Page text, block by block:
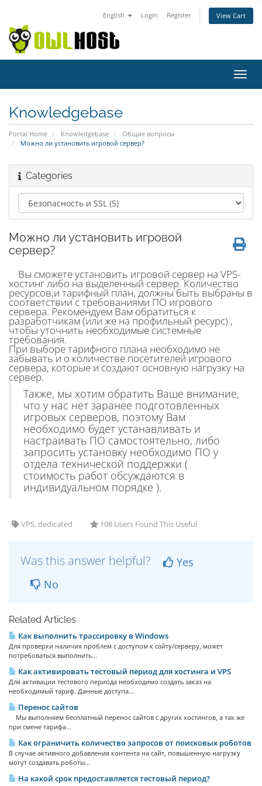
English Login Register View Cart
Knowledgebase
Portal Home Knowledgebase
Общие вопросы
Можно ли установить игровой сервер?
Categories
Можно ли установить игровой
сервер?
Вы сможете установить игровой сервер на VPS-
хостинг либо на выделенный сервер. Количество
ресурсов,и тарифный план, должны быть выбраны в
соответствии с требованиями ПО игрового
сервера. Рекомендуем Вам обратиться к
разработчикам (или же на профильный ресурс) ,
чтобы уточнить необходимые системные
требования.
При выборе тарифного плана необходимо не
забывать и о количестве посетителей игрового
сервера, которые и создают основную нагрузку на
сервер.
Также, мы хотим обратить Ваше внимание,
что у нас нет заранее подготовленных
игровых серверов, поэтому Вам
необходимо будет устанавливать и
настраивать ПО самостоятельно, либо
запросить установку необходимо ПО у
отдела технической поддержки (
стоимость работ обсуждаются в
индивидуальном порядке ).
VPS, dedicated 108 Users Found This Useful
Was this answer helpful?
Yes
No
Related Articles
Как выполнить трассировку в Windows
Для проверки наличия проблем с доступом к сайту/серверу, может
потребоваться выполнить...
Как активировать тестовый период для хостинга и VPS
Для активации тестового периода необходимо создать заказ на
необходимый тариф. Данные доступа...
Перенос сайтов
Мы выполняем бесплатный перенос сайтов с других хостингов, а так же
при смене тарифа...
Как ограничить количество запросов от поисковых роботов
В случае активного добавления контента на сайт, повышенную нагрузку
могут создавать роботы...
На какой срок предоставляется тестовый период?